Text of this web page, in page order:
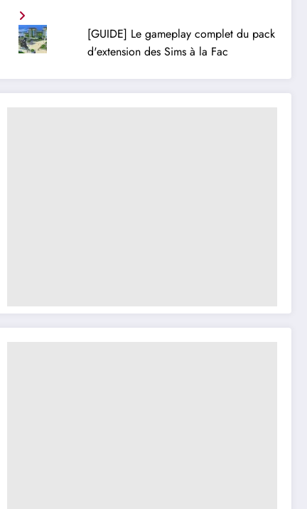
[GUIDE] Le gameplay complet du pack
d'extension des Sims à la Fac